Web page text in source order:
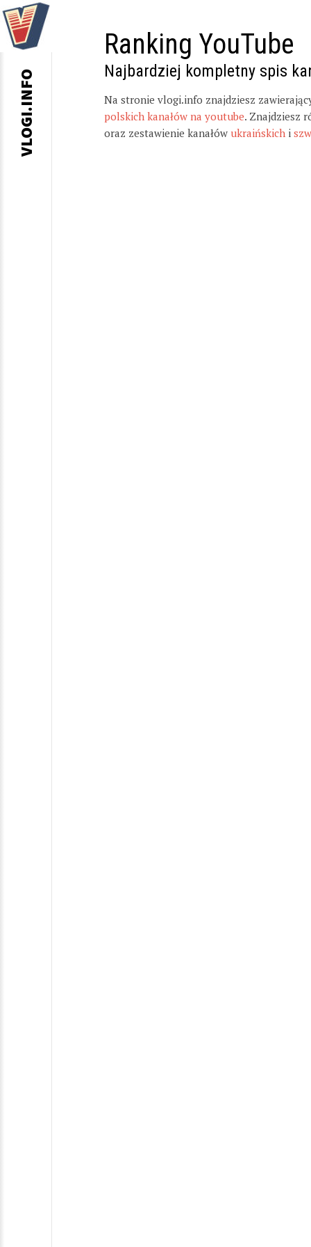
Ranking YouTube
Najbardziej kompletny spis
Na stronie vlogi.info znajdziesz
polskich kanałów na youtube. Znajdziesz
oraz zestawienie kanałów ukraińskich i
VLOGI.INFO